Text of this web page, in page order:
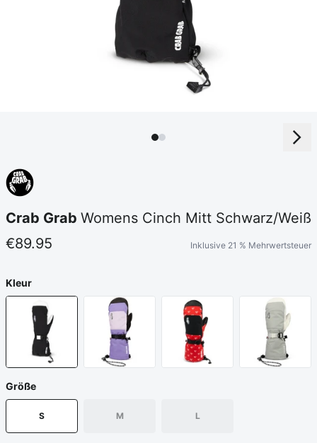
Crab Grab Womens Cinch Mitt Schwarz/Weiß
€89.95
Inklusive 21 % Mehrwertsteuer
Kleur
Größe
S M L